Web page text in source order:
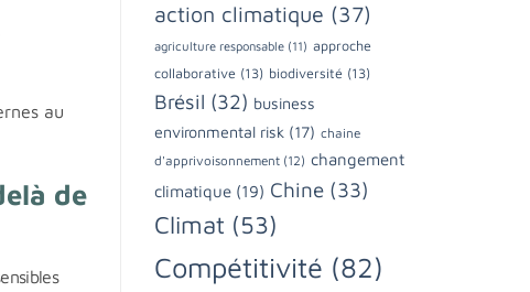
au
de
action climatique (37)
agriculture responsable (11) approche
collaborative (13) biodiversité (13)
Brésil (32) business
environmental risk (17) chaine
d'apprivoisonnement (12) changement
climatique (19) Chine (33)
Climat (53)
Compétitivité (82)